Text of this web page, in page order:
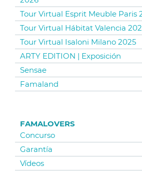
Tour Virtual Esprit Meuble Paris
Tour Virtual Hábitat Valencia
Tour Virtual Isaloni Milano 2025
ARTY EDITION | Exposición
Sensae
Famaland
FAMALOVERS
Concurso
Garantía
Vídeos